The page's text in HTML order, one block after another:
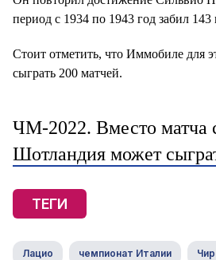
период с 1934 по 1943 год забил 143
Стоит отметить, что Иммобиле для
сыграть 200 матчей.
ЧМ-2022. Вместо матча
Шотландия может
ТЕГИ
Лацио чемпионат Италии